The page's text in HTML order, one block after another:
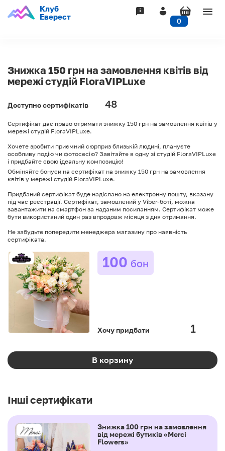
Клуб
Еверест
0
Знижка 150 грн на замовлення квітів від
мережі студій FloraVIPLuxe
Доступно сертифікатів 48
Сертифікат дає право отримати знижку 150 грн на замовлення квітів у
мережі студій FloraVIPLuxe.
Хочете зробити приємний сюрприз близькій людині, плануєте
особливу подію чи фотосесію? Завітайте в одну зі студій FloraVIPLuxe
і придбайте свою ідеальну композицію!
Обміняйте бонуси на сертифікат на знижку 150 грн на замовлення
квітів у мережі студій FloraVIPLuxe.
Придбаний сертифікат буде надіслано на електронну пошту, вказану
під час реєстрації. Сертифікат, замовлений у Viber-боті, можна
завантажити на смартфон за наданим посиланням. Сертифікат може
бути використаний один раз впродовж місяця з дня отримання.
Не забудьте попередити менеджера магазину про наявність
сертифіката.
100 бон
Хочу придбати
В корзину
Інші сертифікати
Знижка 100 грн на замовлення
від мережі бутиків «Merci
Flowers»